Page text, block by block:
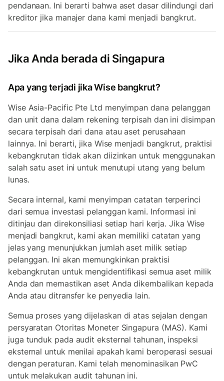
pendanaan. Ini berarti bahwa aset dasar dilindungi dari
kreditor jika manajer dana kami menjadi bangkrut.
Jika Anda berada di Singapura
Apa yang terjadi jika Wise bangkrut?
Wise Asia-Pacific Pte Ltd menyimpan dana pelanggan
dan unit dana dalam rekening terpisah dan ini disimpan
secara terpisah dari dana atau aset perusahaan
lainnya. Ini berarti, jika Wise menjadi bangkrut, praktisi
kebangkrutan tidak akan diizinkan untuk menggunakan
salah satu aset ini untuk menutupi utang yang belum
lunas.
Secara internal, kami menyimpan catatan terperinci
dari semua investasi pelanggan kami. Informasi ini
ditinjau dan direkonsiliasi setiap hari kerja. Jika Wise
menjadi bangkrut, kami akan memiliki catatan yang
jelas yang menunjukkan jumlah aset milik setiap
pelanggan. Ini akan memungkinkan praktisi
kebangkrutan untuk mengidentifikasi semua aset milik
Anda dan memastikan aset Anda dikembalikan kepada
Anda atau ditransfer ke penyedia lain.
Semua proses yang dijelaskan di atas sejalan dengan
persyaratan Otoritas Moneter Singapura (MAS). Kami
juga tunduk pada audit eksternal tahunan, inspeksi
eksternal untuk menilai apakah kami beroperasi sesuai
dengan peraturan. Kami telah menominasikan PwC
untuk melakukan audit tahunan ini.